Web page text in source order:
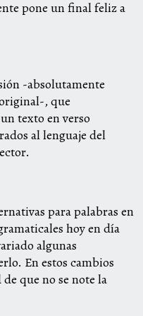
pone un final feliz a
-absolutamente
, que
texto en verso
al lenguaje del
para palabras en
hoy en día
algunas
En estos cambios
que no se note la